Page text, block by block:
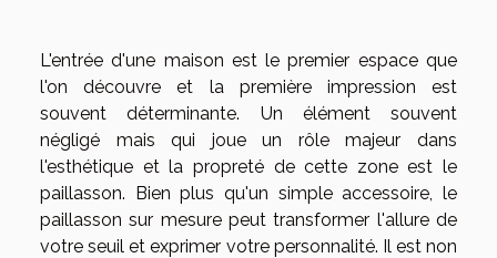
L'entrée d'une maison est le premier espace que
l'on découvre et la première impression est
souvent déterminante. Un élément souvent
négligé mais qui joue un rôle majeur dans
l'esthétique et la propreté de cette zone est le
paillasson. Bien plus qu'un simple accessoire, le
paillasson sur mesure peut transformer l'allure de
votre seuil et exprimer votre personnalité. Il est non